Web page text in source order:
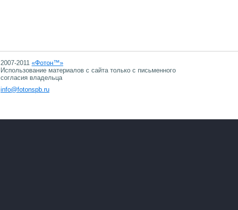
2007-2011 «Фотон™»
Использование материалов с сайта только с письменного
согласия владельца
info@fotonspb.ru